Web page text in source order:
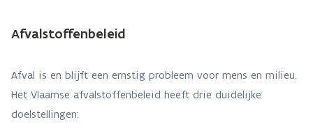
Afvalstoffenbeleid
Afval is en blijft een ernstig probleem voor mens en milieu.
Het Vlaamse afvalstoffenbeleid heeft drie duidelijke
doelstellingen: